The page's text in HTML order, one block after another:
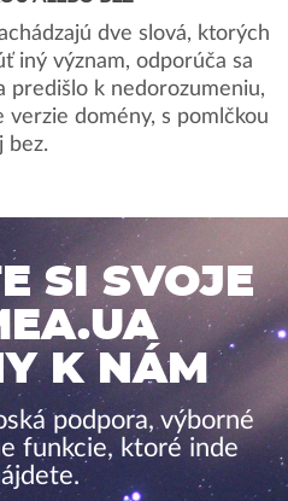
dve slová, ktorých
iný význam, odporúča sa
predišlo k nedorozumeniu,
domény, s pomlčkou
bez.
SI SVOJE
K NÁM
podpora, výborné
funkcie, ktoré inde